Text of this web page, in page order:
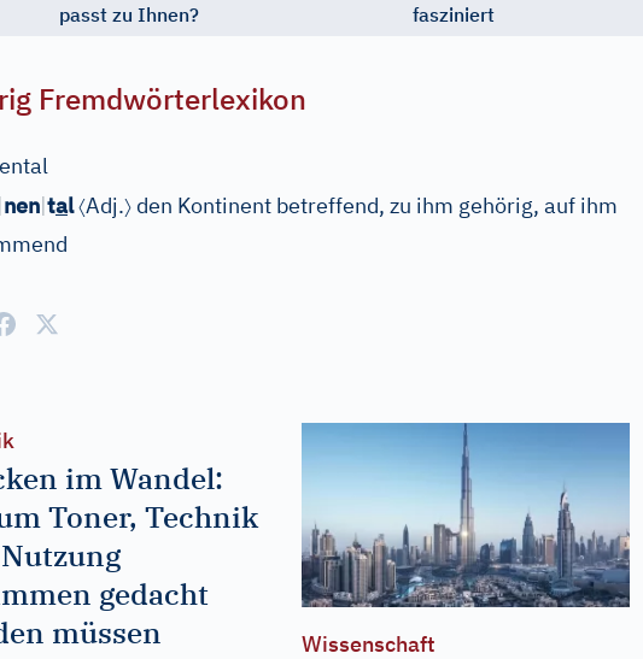
passt zu Ihnen?
fasziniert
Fremdwörterlexikon
|nen|tal〈Adj.〉 den Kontinent betreffend, zu ihm gehörig, auf ihm
im Wandel:
Toner, Technik
gedacht
müssen
Wissenschaft